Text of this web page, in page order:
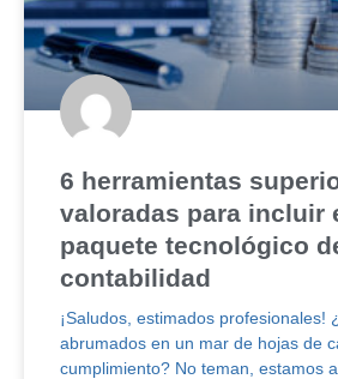
6 herramientas
valoradas para incluir
paquete tecnológico
contabilidad
¡Saludos, estimados profesionales!
abrumados en un mar de hojas de
cumplimiento? No teman, estamos